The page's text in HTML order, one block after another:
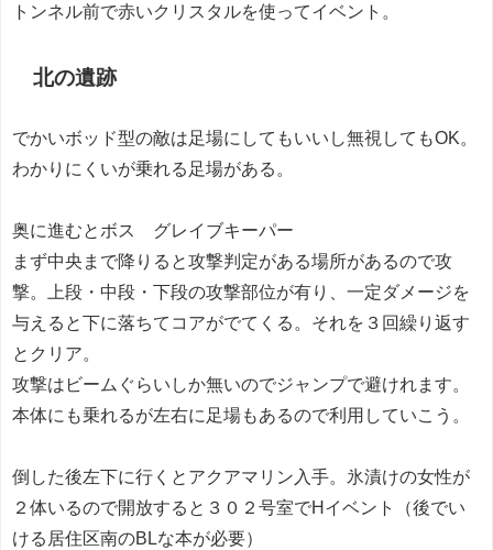
トンネル前で赤いクリスタルを使ってイベント。
北の遺跡
でかいボッド型の敵は足場にしてもいいし無視してもOK。
わかりにくいが乗れる足場がある。
奥に進むとボス グレイブキーパー
まず中央まで降りると攻撃判定がある場所があるので攻
撃。上段・中段・下段の攻撃部位が有り、一定ダメージを
与えると下に落ちてコアがでてくる。それを３回繰り返す
とクリア。
攻撃はビームぐらいしか無いのでジャンプで避けれます。
本体にも乗れるが左右に足場もあるので利用していこう。
倒した後左下に行くとアクアマリン入手。氷漬けの女性が
２体いるので開放すると３０２号室でHイベント（後でい
ける居住区南のBLな本が必要）